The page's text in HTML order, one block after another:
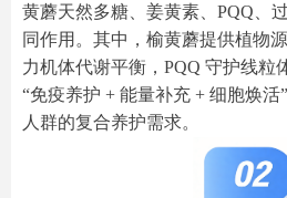
黄蘑天然多糖、姜黄素、PQQ、
同作用。其中，榆黄蘑提供植物
力机体代谢平衡，PQQ 守护线粒
“免疫养护 + 能量补充 + 细胞焕
人群的复合养护需求。